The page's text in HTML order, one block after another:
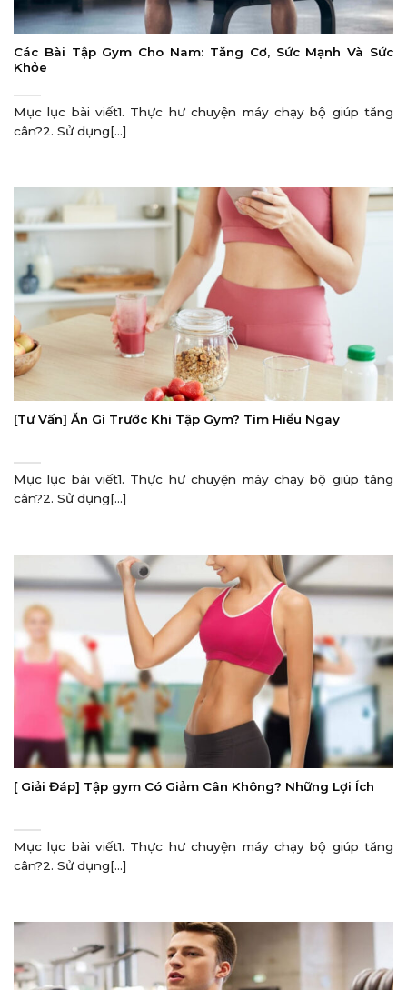
Các Bài Tập Gym Cho Nam: Tăng Cơ, Sức Mạnh Và Sức
Khỏe
Mục lục bài viết1. Thực hư chuyện máy chạy bộ giúp tăng
cân?2. Sử dụng[...]
[Tư Vấn] Ăn Gì Trước Khi Tập Gym? Tìm Hiểu Ngay
Mục lục bài viết1. Thực hư chuyện máy chạy bộ giúp tăng
cân?2. Sử dụng[...]
[ Giải Đáp] Tập gym Có Giảm Cân Không? Những Lợi Ích
Mục lục bài viết1. Thực hư chuyện máy chạy bộ giúp tăng
cân?2. Sử dụng[...]